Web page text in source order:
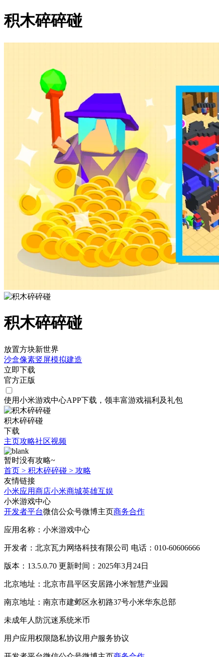
积木碎碎碰
积木碎碎碰
放置方块新世界
沙盒像素竖屏模拟建造
立即下载
官方正版
使用小米游戏中心APP下载 ，领丰富游戏福利 及礼包
积木碎碎碰
下载
主页攻略社区视频
暂时没有攻略~
首页 > 积木碎碎碰 > 攻略
友情链接
小米应用商店小米商城英雄互娱
小米游戏中心
开发者平台微信公众号微博主页商务合作
应用名称：小米游戏中心
开发者：北京瓦力网络科技有限公司 电话：010-60606666
版本：13.5.0.70 更新时间：2025年3月24日
北京地址：北京市昌平区安居路小米智慧产业园
南京地址：南京市建邺区永初路37号小米华东总部
未成年人防沉迷系统米币
用户应用权限隐私协议用户服务协议